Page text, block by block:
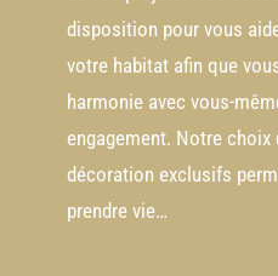
disposition pour vous
votre habitat afin que
harmonie avec vous-
engagement. Notre
décoration exclusifs
prendre vie…